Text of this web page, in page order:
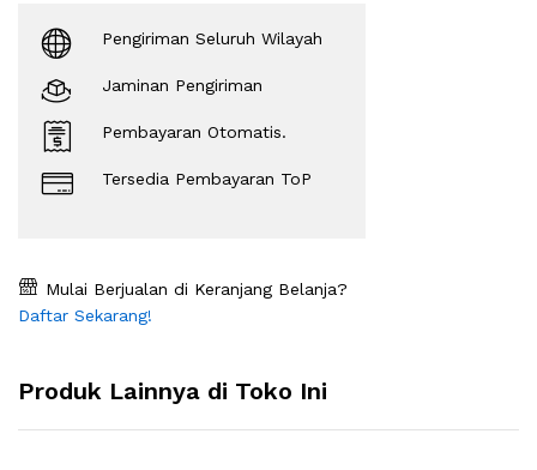
Pengiriman Seluruh Wilayah
Jaminan Pengiriman
Pembayaran Otomatis.
Tersedia Pembayaran ToP
Mulai Berjualan di Keranjang Belanja?
Daftar Sekarang!
Produk Lainnya di Toko Ini